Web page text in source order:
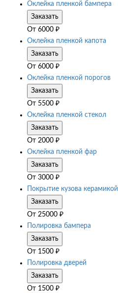
Оклейка пленкой бампера
Заказать
От 6000 ₽
Оклейка пленкой капота
Заказать
От 6000 ₽
Оклейка пленкой порогов
Заказать
От 5500 ₽
Оклейка пленкой стекол
Заказать
От 2000 ₽
Оклейка пленкой фар
Заказать
От 3000 ₽
Покрытие кузова керамикой
Заказать
От 25000 ₽
Полировка бампера
Заказать
От 1500 ₽
Полировка дверей
Заказать
От 1500 ₽